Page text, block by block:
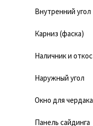
Внутренний угол
Карниз (фаска)
Наличник и откос
Наружный угол
Окно для чердака
Панель сайдинга